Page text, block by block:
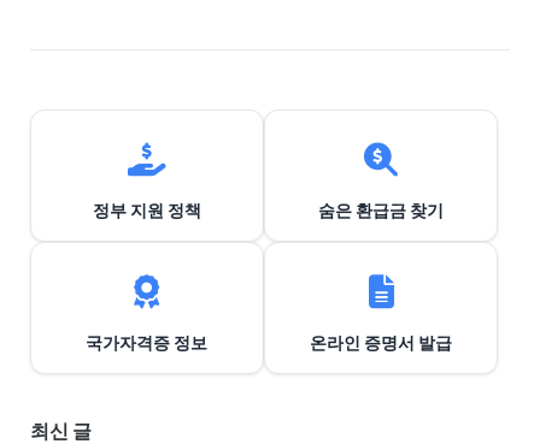
정부 지원 정책 숨은 환급금 찾기
국가자격증 정보 온라인 증명서 발급
최신 글